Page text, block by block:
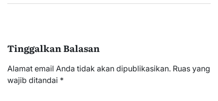
Tinggalkan Balasan
Alamat email Anda tidak akan dipublikasikan. Ruas yang
wajib ditandai *